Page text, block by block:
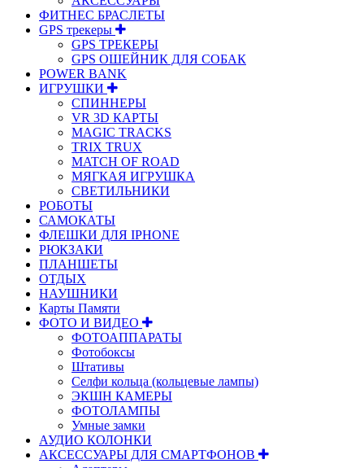
ФИТНЕС БРАСЛЕТЫ
GPS трекеры
GPS ТРЕКЕРЫ
GPS ОШЕЙНИК ДЛЯ СОБАК
POWER BANK
ИГРУШКИ
СПИННЕРЫ
VR 3D КАРТЫ
MAGIC TRACKS
TRIX TRUX
MATCH OF ROAD
МЯГКАЯ ИГРУШКА
СВЕТИЛЬНИКИ
РОБОТЫ
САМОКАТЫ
ФЛЕШКИ ДЛЯ IPHONE
РЮКЗАКИ
ПЛАНШЕТЫ
ОТДЫХ
НАУШНИКИ
Карты Памяти
ФОТО И ВИДЕО
ФОТОАППАРАТЫ
Фотобоксы
Штативы
Селфи кольца (кольцевые лампы)
ЭКШН КАМЕРЫ
ФОТОЛАМПЫ
Умные замки
АУДИО КОЛОНКИ
АКСЕССУАРЫ ДЛЯ СМАРТФОНОВ